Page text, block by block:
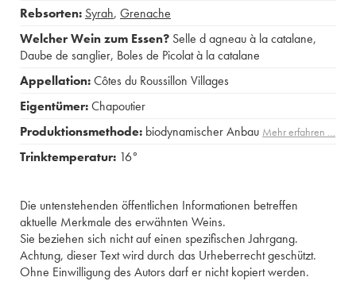
Rebsorten: Syrah, Grenache
Welcher Wein zum Essen? Selle d agneau à la catalane,
Daube de sanglier, Boles de Picolat à la catalane
Appellation:Côtes du Roussillon Villages
Eigentümer:Chapoutier
Produktionsmethode: biodynamischer Anbau Mehr erfahren …
Trinktemperatur: 16°
Die untenstehenden öffentlichen Informationen betreffen
aktuelle Merkmale des erwähnten Weins.
Sie beziehen sich nicht auf einen spezifischen Jahrgang.
Achtung, dieser Text wird durch das Urheberrecht geschützt.
Ohne Einwilligung des Autors darf er nicht kopiert werden.